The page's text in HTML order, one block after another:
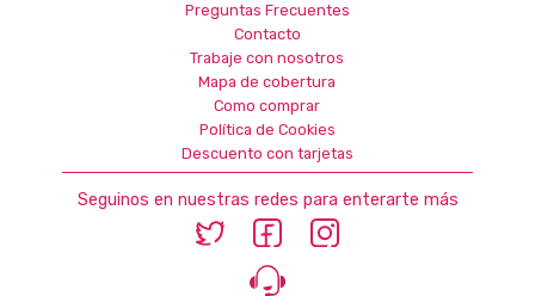
Preguntas Frecuentes
Contacto
Trabaje con nosotros
Mapa de cobertura
Como comprar
Política de Cookies
Descuento con tarjetas
Seguinos en nuestras redes para enterarte más